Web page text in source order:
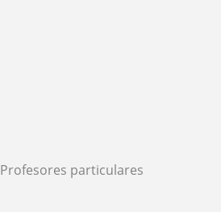
Profesores particulares